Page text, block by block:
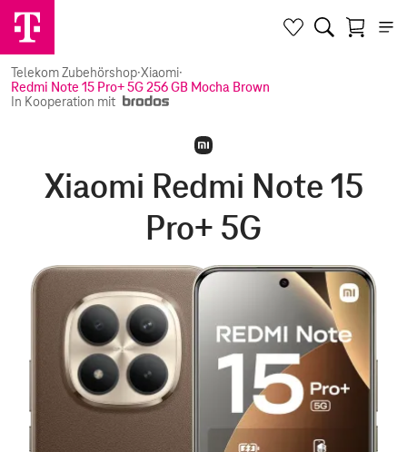
Telekom Zubehörshop·Xiaomi·
Redmi Note 15 Pro+ 5G 256 GB Mocha Brown
In Kooperation mit
Xiaomi Redmi Note 15
Pro+ 5G